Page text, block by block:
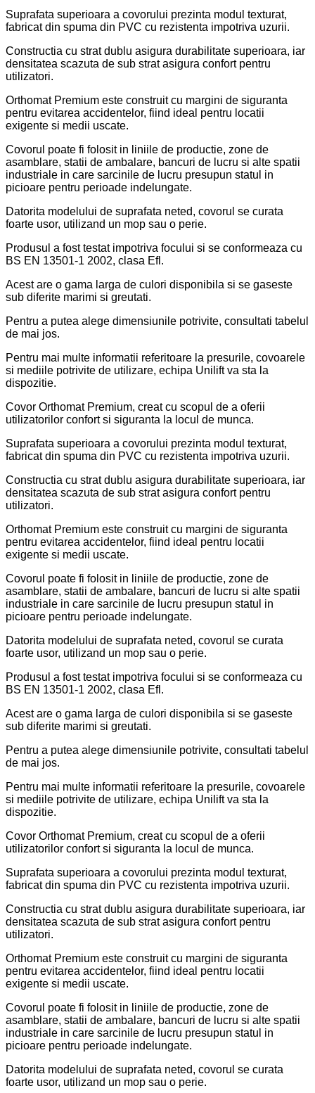
Suprafata superioara a covorului prezinta modul texturat,
fabricat din spuma din PVC cu rezistenta impotriva uzurii.
Constructia cu strat dublu asigura durabilitate superioara, iar
densitatea scazuta de sub strat asigura confort pentru
utilizatori.
Orthomat Premium este construit cu margini de siguranta
pentru evitarea accidentelor, fiind ideal pentru locatii
exigente si medii uscate.
Covorul poate fi folosit in liniile de productie, zone de
asamblare, statii de ambalare, bancuri de lucru si alte spatii
industriale in care sarcinile de lucru presupun statul in
picioare pentru perioade indelungate.
Datorita modelului de suprafata neted, covorul se curata
foarte usor, utilizand un mop sau o perie.
Produsul a fost testat impotriva focului si se conformeaza cu
BS EN 13501-1 2002, clasa Efl.
Acest are o gama larga de culori disponibila si se gaseste
sub diferite marimi si greutati.
Pentru a putea alege dimensiunile potrivite, consultati tabelul
de mai jos.
Pentru mai multe informatii referitoare la presurile, covoarele
si mediile potrivite de utilizare, echipa Unilift va sta la
dispozitie.
Covor Orthomat Premium, creat cu scopul de a oferii
utilizatorilor confort si siguranta la locul de munca.
Suprafata superioara a covorului prezinta modul texturat,
fabricat din spuma din PVC cu rezistenta impotriva uzurii.
Constructia cu strat dublu asigura durabilitate superioara, iar
densitatea scazuta de sub strat asigura confort pentru
utilizatori.
Orthomat Premium este construit cu margini de siguranta
pentru evitarea accidentelor, fiind ideal pentru locatii
exigente si medii uscate.
Covorul poate fi folosit in liniile de productie, zone de
asamblare, statii de ambalare, bancuri de lucru si alte spatii
industriale in care sarcinile de lucru presupun statul in
picioare pentru perioade indelungate.
Datorita modelului de suprafata neted, covorul se curata
foarte usor, utilizand un mop sau o perie.
Produsul a fost testat impotriva focului si se conformeaza cu
BS EN 13501-1 2002, clasa Efl.
Acest are o gama larga de culori disponibila si se gaseste
sub diferite marimi si greutati.
Pentru a putea alege dimensiunile potrivite, consultati tabelul
de mai jos.
Pentru mai multe informatii referitoare la presurile, covoarele
si mediile potrivite de utilizare, echipa Unilift va sta la
dispozitie.
Covor Orthomat Premium, creat cu scopul de a oferii
utilizatorilor confort si siguranta la locul de munca.
Suprafata superioara a covorului prezinta modul texturat,
fabricat din spuma din PVC cu rezistenta impotriva uzurii.
Constructia cu strat dublu asigura durabilitate superioara, iar
densitatea scazuta de sub strat asigura confort pentru
utilizatori.
Orthomat Premium este construit cu margini de siguranta
pentru evitarea accidentelor, fiind ideal pentru locatii
exigente si medii uscate.
Covorul poate fi folosit in liniile de productie, zone de
asamblare, statii de ambalare, bancuri de lucru si alte spatii
industriale in care sarcinile de lucru presupun statul in
picioare pentru perioade indelungate.
Datorita modelului de suprafata neted, covorul se curata
foarte usor, utilizand un mop sau o perie.